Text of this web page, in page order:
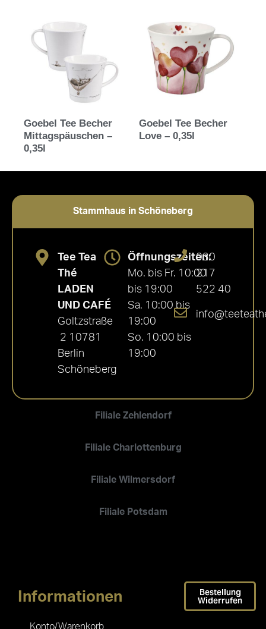
Goebel Tee Becher
Mittagspäuschen –
0,35l
Goebel Tee Becher
Love – 0,35l
Stammhaus in Schöneberg
Filiale Zehlendorf
Filiale Charlottenburg
Filiale Wilmersdorf
Filiale Potsdam
Tee Tea
Thé
LADEN
UND CAFÉ
Goltzstraße
2 10781
Berlin
Schöneberg
Öffnungszeiten:
Mo. bis Fr. 10:00
bis 19:00
Sa. 10:00 bis
19:00
So. 10:00 bis
19:00
030
217
522 40
Informationen
Konto/Warenkorb
Bestellung
Widerrufen